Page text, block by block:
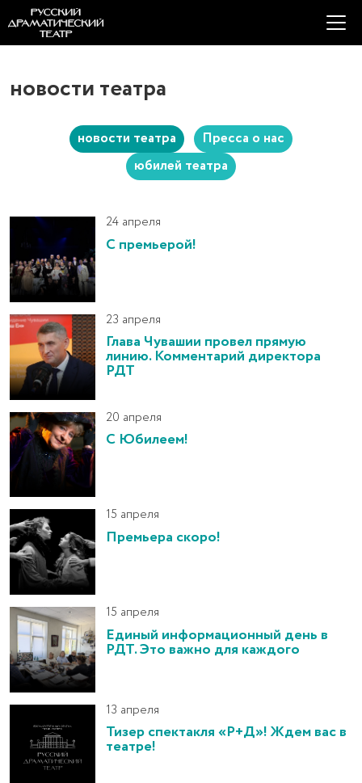
новости театра
новости театра
Пресса о нас
юбилей театра
24 апреля
С премьерой!
23 апреля
Глава Чувашии провел прямую
линию. Комментарий директора
РДТ
20 апреля
С Юбилеем!
15 апреля
Премьера скоро!
15 апреля
Единый информационный день в
РДТ. Это важно для каждого
13 апреля
Тизер спектакля «Р+Д»! Ждем вас в
театре!